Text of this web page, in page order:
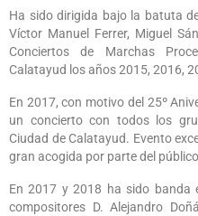
Ha sido dirigida bajo la batuta
Víctor Manuel Ferrer, Miguel
Conciertos de Marchas
Calatayud los años 2015, 2016,
En 2017, con motivo del 25º
un concierto con todos los
Ciudad de Calatayud. Evento
gran acogida por parte del
En 2017 y 2018 ha sido banda
compositores D. Alejandro